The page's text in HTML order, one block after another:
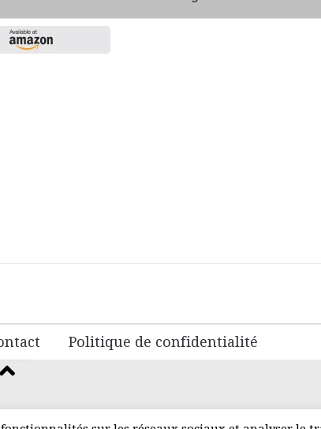
Politique de confidentialité